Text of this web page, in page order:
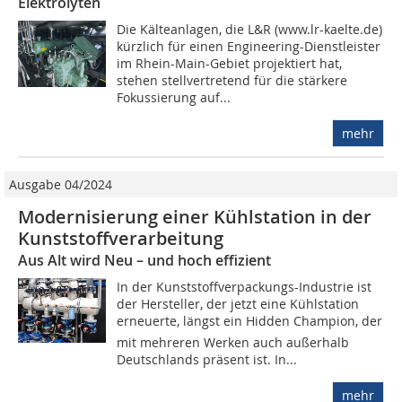
Die Kälteanlagen, die L&R (www.lr-kaelte.de)
kürzlich für einen Engineering-Dienstleister
im Rhein-Main-Gebiet projektiert hat,
stehen stellvertretend für die stärkere
Fokussierung auf...
mehr
Ausgabe 04/2024
Modernisierung einer Kühl­station in der
Kunststoffverarbeitung
Aus Alt wird Neu – und hoch effizient
In der Kunststoffverpackungs-Industrie ist
der Hersteller, der jetzt eine Kühlstation
erneuerte, längst ein Hidden Champion, der
mit mehreren Werken auch außerhalb
Deutschlands präsent ist. In...
mehr